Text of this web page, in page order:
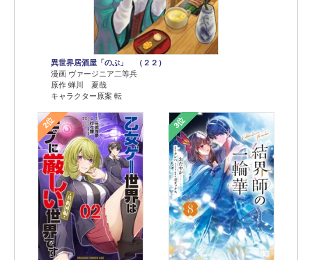
異世界居酒屋「のぶ」 （２２）
漫画 ヴァージニア二等兵
原作 蝉川 夏哉
キャラクター原案 転
2位 3位